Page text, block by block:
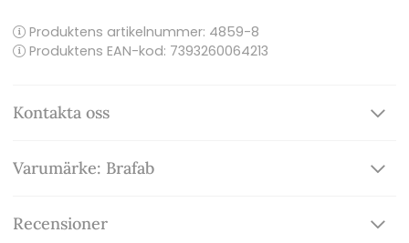
Produktens artikelnummer: 4859-8
Produktens EAN-kod: 7393260064213
Kontakta oss
Varumärke: Brafab
Recensioner